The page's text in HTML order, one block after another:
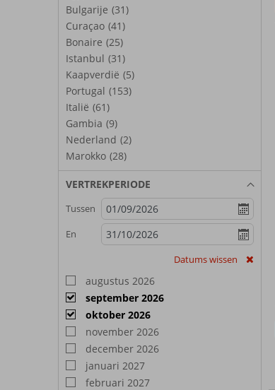
Bulgarije (31)
Curaçao (41)
Bonaire (25)
Istanbul (31)
Kaapverdië (5)
Portugal (153)
Italië (61)
Gambia (9)
Nederland (2)
Marokko (28)
VERTREKPERIODE
Tussen
En
Datums wissen
augustus 2026
september 2026
oktober 2026
november 2026
december 2026
januari 2027
februari 2027